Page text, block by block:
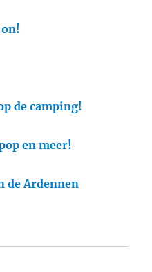
de camping!
en meer!
de Ardennen